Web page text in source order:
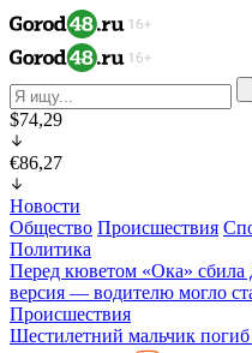
$74,29
€86,27
Новости
Общество Происшествия
Политика
Перед кюветом «Ока» сбила
версия — водителю могло
Происшествия
Шестилетний мальчик